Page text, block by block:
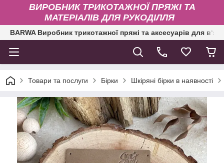
ВИРОБНИК ТРИКОТАЖНОЇ ПРЯЖІ ТА
МАТЕРІАЛІВ ДЛЯ РУКОДІЛЛЯ
BARWA Виробник трикотажної пряжі та аксесуарів для
Товари та послуги Бірки Шкіряні бірки в наявності